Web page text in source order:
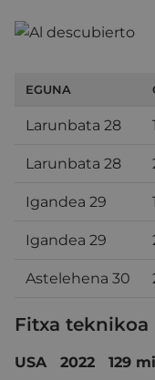
EGUNA
Larunbata 28
Larunbata 28
Igandea 29
Igandea 29
Astelehena 30
Fitxa teknikoa
USA 2022 129